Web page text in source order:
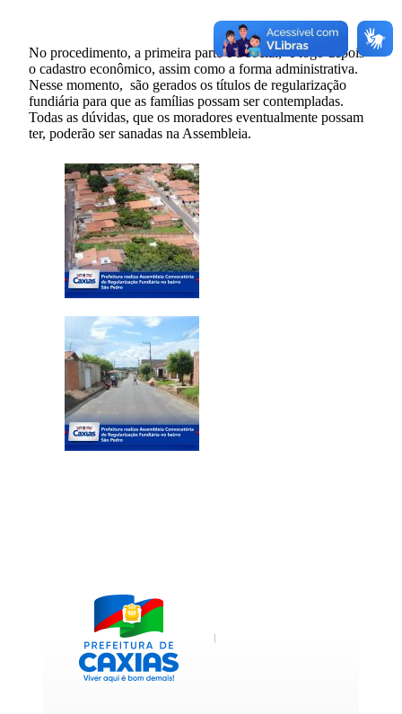
No procedimento, a primeira parte é a social, e logo depois
o cadastro econômico, assim como a forma administrativa.
Nesse momento, são gerados os títulos de regularização
fundiária para que as famílias possam ser contempladas.
Todas as dúvidas, que os moradores eventualmente possam
ter, poderão ser sanadas na Assembleia.